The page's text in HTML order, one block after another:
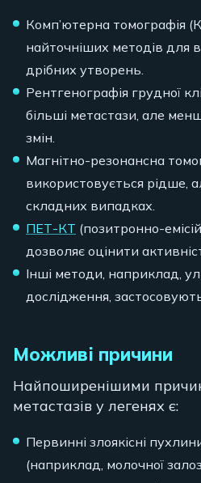
Комп’ютерна томографія
найточніших методів для
дрібних утворень.
Рентгенографія грудної
більші метастази, але
змін.
Магнітно-резонансна
використовується рідше,
складних випадках.
ПЕТ-КТ (позитронно-
дозволяє оцінити
Інші методи, наприклад,
дослідження,
Можливі причини
Найпоширенішими
метастазів у легенях є:
Первинні злоякісні
(наприклад, молочної